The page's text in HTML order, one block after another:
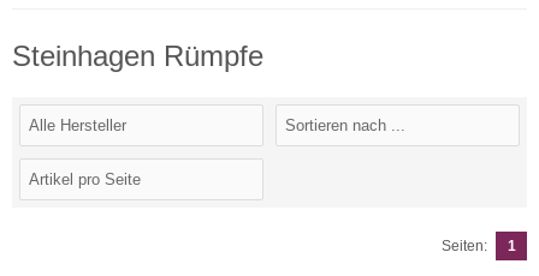
Steinhagen Rümpfe
Seiten: 1